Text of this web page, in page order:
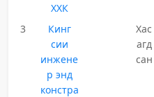
ХХК
3
Кинг
сии
инжене
р энд
констра
Хас
агд
сан